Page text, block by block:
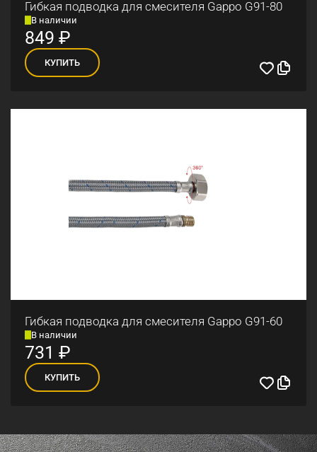
Гибкая подводка для смесителя Gappo G91-80
В наличии
849 ₽
КУПИТЬ
Гибкая подводка для смесителя Gappo G91-60
В наличии
731 ₽
КУПИТЬ